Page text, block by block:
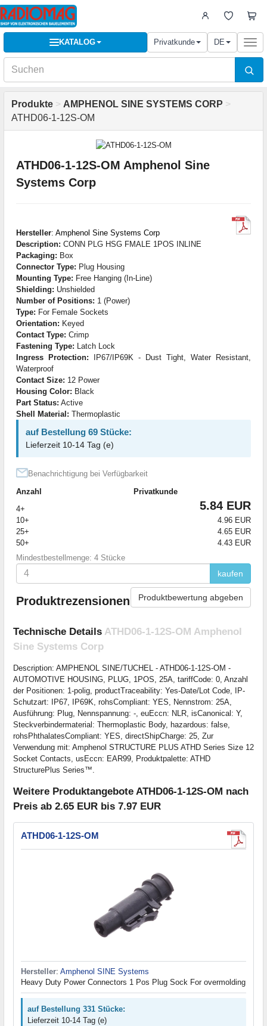
KATALOG Privatkunde DE
Produkte > AMPHENOL SINE SYSTEMS CORP >
ATHD06-1-12S-OM
ATHD06-1-12S-OM Amphenol Sine
Systems Corp
Hersteller: Amphenol Sine Systems Corp
Description: CONN PLG HSG FMALE 1POS INLINE
Packaging: Box
Connector Type: Plug Housing
Mounting Type: Free Hanging (In-Line)
Shielding: Unshielded
Number of Positions: 1 (Power)
Type: For Female Sockets
Orientation: Keyed
Contact Type: Crimp
Fastening Type: Latch Lock
Ingress Protection: IP67/IP69K - Dust Tight, Water Resistant,
Waterproof
Contact Size: 12 Power
Housing Color: Black
Part Status: Active
Shell Material: Thermoplastic
auf Bestellung 69 Stücke:
Lieferzeit 10-14 Tag (e)
Benachrichtigung bei Verfügbarkeit
Anzahl
Privatkunde
4+
5.84 EUR
10+
4.96 EUR
25+
4.65 EUR
50+
4.43 EUR
Mindestbestellmenge: 4 Stücke
kaufen
Produktrezensionen Produktbewertung abgeben
Technische Details ATHD06-1-12S-OM Amphenol
Sine Systems Corp
Description: AMPHENOL SINE/TUCHEL - ATHD06-1-12S-OM -
AUTOMOTIVE HOUSING, PLUG, 1POS, 25A, tariffCode: 0, Anzahl
der Positionen: 1-polig, productTraceability: Yes-Date/Lot Code, IP-
Schutzart: IP67, IP69K, rohsCompliant: YES, Nennstrom: 25A,
Ausführung: Plug, Nennspannung: -, euEccn: NLR, isCanonical: Y,
Steckverbindermaterial: Thermoplastic Body, hazardous: false,
rohsPhthalatesCompliant: YES, directShipCharge: 25, Zur
Verwendung mit: Amphenol STRUCTURE PLUS ATHD Series Size 12
Socket Contacts, usEccn: EAR99, Produktpalette: ATHD
StructurePlus Series™.
Weitere Produktangebote ATHD06-1-12S-OM nach
Preis ab 2.65 EUR bis 7.97 EUR
ATHD06-1-12S-OM
Hersteller: Amphenol SINE Systems
Heavy Duty Power Connectors 1 Pos Plug Sock For overmolding
auf Bestellung 331 Stücke:
Lieferzeit 10-14 Tag (e)